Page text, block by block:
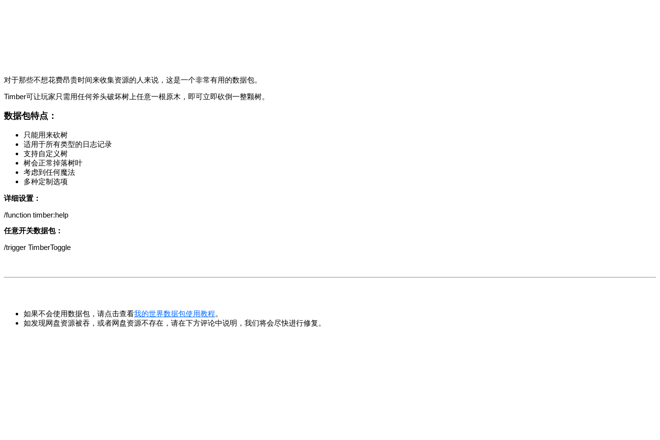
对于那些不想花费昂贵时间来收集资源的人来说，这是一个非常有用的数据包。
Timber可让玩家只需用任何斧头破坏树上任意一根原木，即可立即砍倒一整颗树。
数据包特点：
只能用来砍树
适用于所有类型的日志记录
支持自定义树
树会正常掉落树叶
考虑到任何魔法
多种定制选项
详细设置：
/function timber:help
任意开关数据包：
/trigger TimberToggle
如果不会使用数据包，请点击查看我的世界数据包使用教程。
如发现网盘资源被吞，或者网盘资源不存在，请在下方评论中说明，我们将会尽快进行修复。